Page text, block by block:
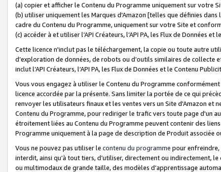
(a) copier et afficher le Contenu du Programme uniquement sur votre
(b) utiliser uniquement les Marques d'Amazon [telles que définies dans
cadre du Contenu du Programme, uniquement sur votre Site et
(c) accéder à et utiliser l’API Créateurs, l’API PA, les Flux de Données
Cette licence n'inclut pas le téléchargement, la copie ou toute autre
d’exploration de données, de robots ou d’outils similaires de
inclut l’API Créateurs, l’API PA, les Flux de Données et le Contenu
Vous vous engagez à utiliser le Contenu du Programme
licence accordée par la présente. Sans limiter la portée de ce qui
renvoyer les utilisateurs finaux et les ventes vers un Site d'Amazon et
Contenu du Programme, pour rediriger le trafic vers toute page d'un
étroitement liées au Contenu du Programme peuvent contenir des
Programme uniquement à la page de description de Produit associée
Vous ne pouvez pas utiliser le contenu du programme pour
interdit, ainsi qu’à tout tiers, d’utiliser, directement ou indirectement,
ou multimodaux de grande taille, des modèles d’apprentissage